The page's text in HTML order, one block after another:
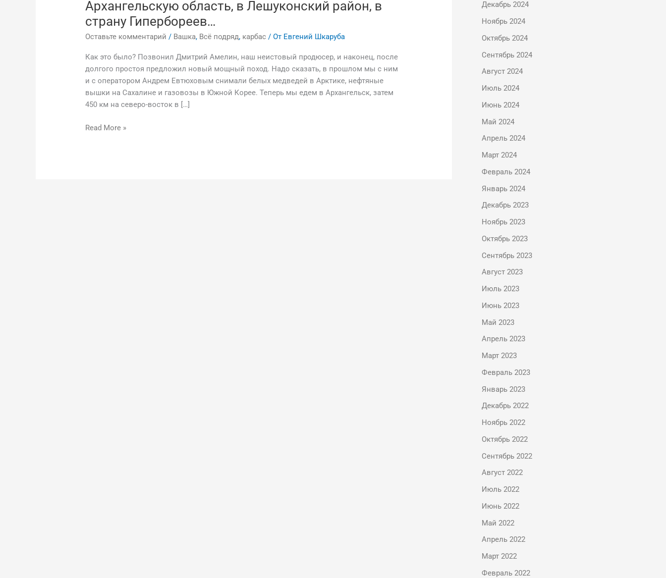
Архангельскую область, в Лешуконский район, в
страну Гипербореев…
Оставьте комментарий / Вашка, Всё подряд, карбас / От Евгений Шкаруба
Как это было? Позвонил Дмитрий Амелин, наш неистовый продюсер, и наконец, после
долгого простоя предложил новый мощный поход. Надо сказать, в прошлом мы с ним
и с оператором Андрем Евтюховым снимали белых медведей в Арктике, нефтяные
вышки на Сахалине и газовозы в Южной Корее. Теперь мы едем в Архангельск, затем
450 км на северо-восток в […]
Read More »
Декабрь 2024
Ноябрь 2024
Октябрь 2024
Сентябрь 2024
Август 2024
Июль 2024
Июнь 2024
Май 2024
Апрель 2024
Март 2024
Февраль 2024
Январь 2024
Декабрь 2023
Ноябрь 2023
Октябрь 2023
Сентябрь 2023
Август 2023
Июль 2023
Июнь 2023
Май 2023
Апрель 2023
Март 2023
Февраль 2023
Январь 2023
Декабрь 2022
Ноябрь 2022
Октябрь 2022
Сентябрь 2022
Август 2022
Июль 2022
Июнь 2022
Май 2022
Апрель 2022
Март 2022
Февраль 2022